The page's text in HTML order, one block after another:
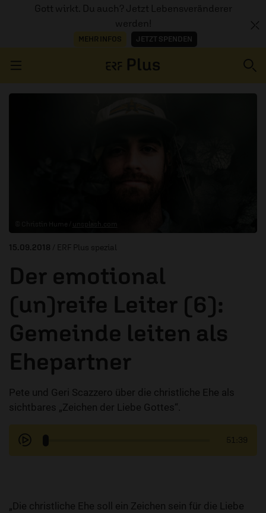
Gott wirkt. Du auch? Jetzt Lebensveränderer
werden!
MEHR INFOS JETZT SPENDEN
15.09.2018 / ERF Plus spezial
Der emotional
(un)reife Leiter (6):
Gemeinde leiten als
Ehepartner
Pete und Geri Scazzero über die christliche Ehe als
sichtbares „Zeichen der Liebe Gottes“.
51:39
„Die christliche Ehe soll ein Zeichen sein für die Liebe